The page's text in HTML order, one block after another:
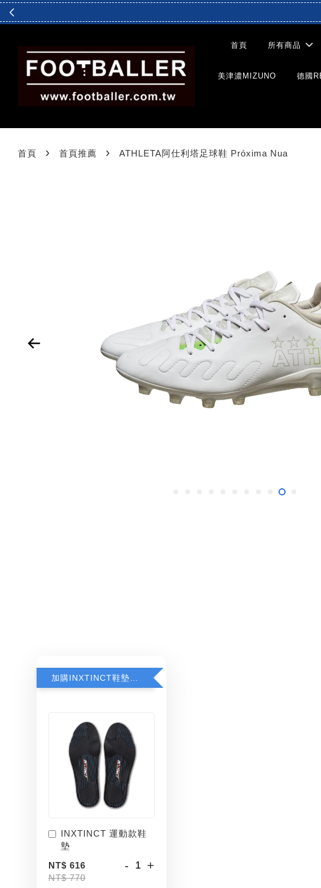
首頁 所有商品
美津濃MIZUNO 德國
首頁 › 首頁推薦 › ATHLETA阿仕利塔足球鞋 Próxima Nua
INXTINCT 運動款鞋
墊
NT$ 616
NT$ 770
- +